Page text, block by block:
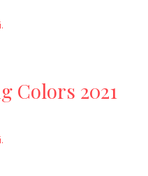
Colors 2021